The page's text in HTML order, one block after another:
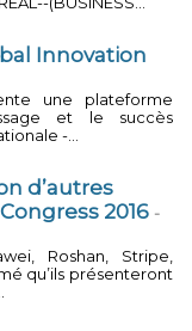
Innovation
une plateforme
et le succès
-...
d’autres
2016 -
Roshan, Stripe,
qu’ils présenteront